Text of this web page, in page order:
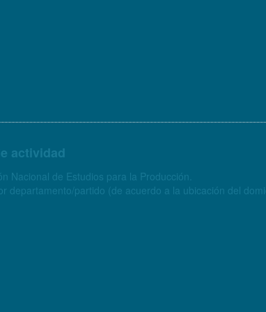
actividad
Nacional de Estudios para la Producción.
departamento/partido (de acuerdo a la ubicación del